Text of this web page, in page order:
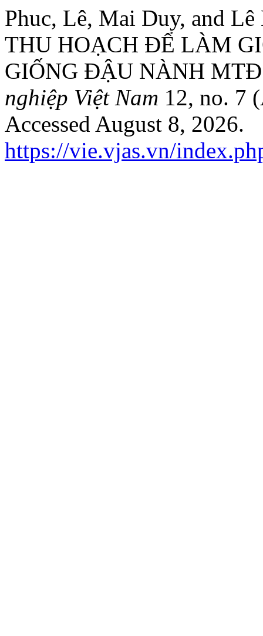
Phuc, Lê, Mai Duy, and
THU HOẠCH ĐỂ LÀM
GIỐNG ĐẬU NÀNH
nghiệp Việt Nam 12, no. 7
Accessed August 8, 2026.
https://vie.vjas.vn/